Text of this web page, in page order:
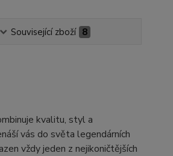
Související zboží 8
kvalitu, styl a
vás do světa legendárních
vždy jeden z nejikoničtějších